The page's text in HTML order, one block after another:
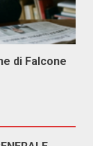
di Falcone